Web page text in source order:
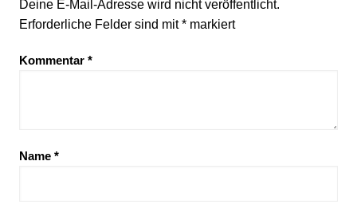
Deine E-Mail-Adresse wird nicht veröffentlicht.
Erforderliche Felder sind mit*markiert
Kommentar *
Name *